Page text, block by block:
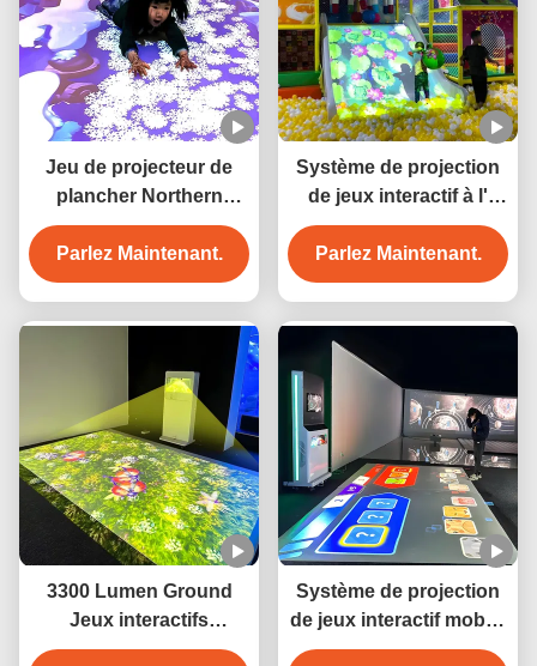
Jeu de projecteur de
plancher Northern
Lights
Parlez Maintenant.
Système de projection
de jeux interactif à l'
intérieur Résolution
1024*768
Parlez Maintenant.
3300 Lumen Ground
Jeux interactifs
Projecteur Parcs pour
Système de projection
de jeux interactif mobile
tout en un pour